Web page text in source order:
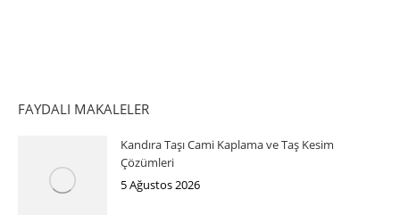
FAYDALI MAKALELER
Kandıra Taşı Cami Kaplama ve Taş Kesim
Çözümleri
5 Ağustos 2026